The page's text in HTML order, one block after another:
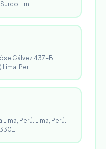
Lim…
Gálvez 437-B
Lima, Per…
Perú. Lima, Perú.